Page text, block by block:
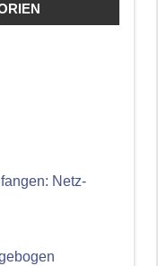
Netz-